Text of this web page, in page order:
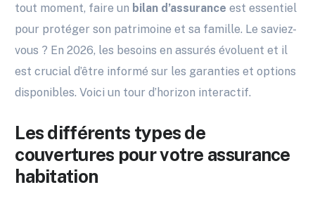
tout moment, faire un bilan d’assurance est essentiel
pour protéger son patrimoine et sa famille. Le saviez-
vous ? En 2026, les besoins en assurés évoluent et il
est crucial d’être informé sur les garanties et options
disponibles. Voici un tour d’horizon interactif.
Les différents types de
couvertures pour votre assurance
habitation